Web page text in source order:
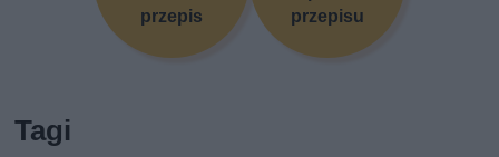
przepis
przepisu
Tagi